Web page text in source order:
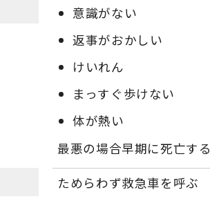
意識がない
返事がおかしい
けいれん
まっすぐ歩けない
体が熱い
最悪の場合早期に死亡する
ためらわず救急車を呼ぶ